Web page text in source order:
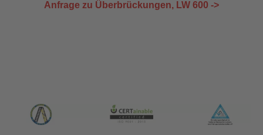
Anfrage zu Überbrückungen, LW 600 ->